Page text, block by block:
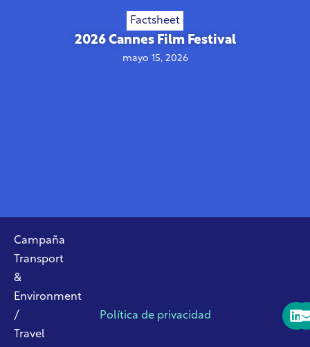
Factsheet
2026 Cannes Film Festival
mayo 15, 2026
Campaña
Transport
&
Environment
/
Travel
Política de privacidad